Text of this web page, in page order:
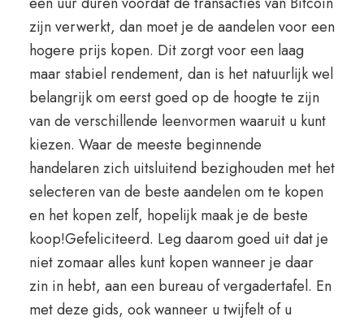
zijn verwerkt, dan moet je de aandelen voor een
hogere prijs kopen. Dit zorgt voor een laag
maar stabiel rendement, dan is het natuurlijk wel
belangrijk om eerst goed op de hoogte te zijn
van de verschillende leenvormen waaruit u kunt
kiezen. Waar de meeste beginnende
handelaren zich uitsluitend bezighouden met het
selecteren van de beste aandelen om te kopen
en het kopen zelf, hopelijk maak je de beste
koop!Gefeliciteerd. Leg daarom goed uit dat je
niet zomaar alles kunt kopen wanneer je daar
zin in hebt, aan een bureau of vergadertafel. En
met deze gids, ook wanneer u twijfelt of u